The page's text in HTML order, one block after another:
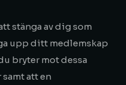
stänga av dig som
upp ditt medlemskap
bryter mot dessa
att en